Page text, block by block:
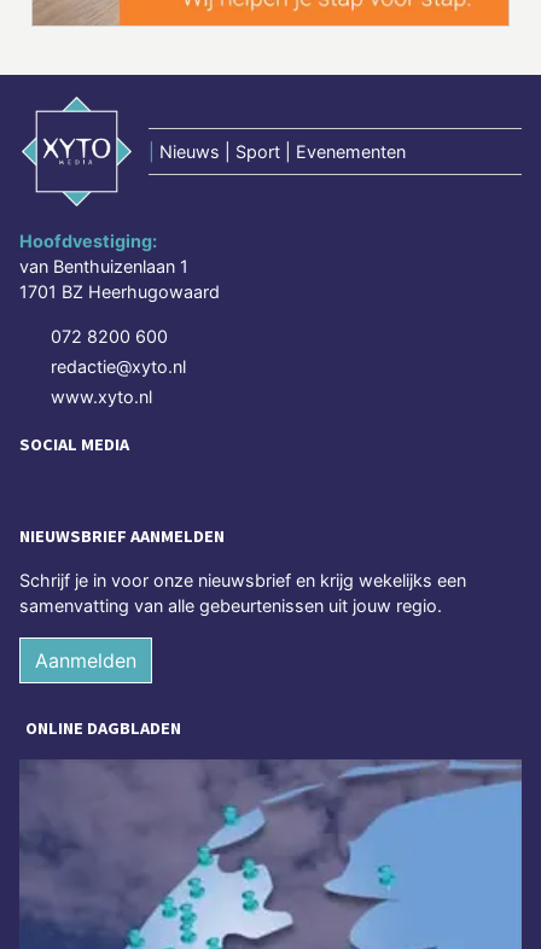
Nieuws | Sport | Evenementen
Hoofdvestiging:
van Benthuizenlaan 1
1701 BZ Heerhugowaard
072 8200 600
redactie@xyto.nl
www.xyto.nl
SOCIAL MEDIA
NIEUWSBRIEF AANMELDEN
Schrijf je in voor onze nieuwsbrief en krijg wekelijks een
samenvatting van alle gebeurtenissen uit jouw regio.
Aanmelden
ONLINE DAGBLADEN